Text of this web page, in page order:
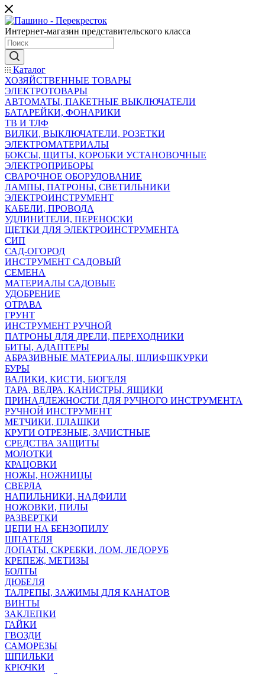
Интернет-магазин представительского класса
Каталог
ХОЗЯЙСТВЕННЫЕ ТОВАРЫ
ЭЛЕКТРОТОВАРЫ
АВТОМАТЫ, ПАКЕТНЫЕ ВЫКЛЮЧАТЕЛИ
БАТАРЕЙКИ, ФОНАРИКИ
ТВ И ТЛФ
ВИЛКИ, ВЫКЛЮЧАТЕЛИ, РОЗЕТКИ
ЭЛЕКТРОМАТЕРИАЛЫ
БОКСЫ, ЩИТЫ, КОРОБКИ УСТАНОВОЧНЫЕ
ЭЛЕКТРОПРИБОРЫ
СВАРОЧНОЕ ОБОРУДОВАНИЕ
ЛАМПЫ, ПАТРОНЫ, СВЕТИЛЬНИКИ
ЭЛЕКТРОИНСТРУМЕНТ
КАБЕЛИ, ПРОВОДА
УДЛИНИТЕЛИ, ПЕРЕНОСКИ
ЩЕТКИ ДЛЯ ЭЛЕКТРОИНСТРУМЕНТА
СИП
САД-ОГОРОД
ИНСТРУМЕНТ САДОВЫЙ
СЕМЕНА
МАТЕРИАЛЫ САДОВЫЕ
УДОБРЕНИЕ
ОТРАВА
ГРУНТ
ИНСТРУМЕНТ РУЧНОЙ
ПАТРОНЫ ДЛЯ ДРЕЛИ, ПЕРЕХОДНИКИ
БИТЫ, АДАПТЕРЫ
АБРАЗИВНЫЕ МАТЕРИАЛЫ, ШЛИФШКУРКИ
БУРЫ
ВАЛИКИ, КИСТИ, БЮГЕЛЯ
ТАРА, ВЕДРА, КАНИСТРЫ, ЯЩИКИ
ПРИНАДЛЕЖНОСТИ ДЛЯ РУЧНОГО ИНСТРУМЕНТА
РУЧНОЙ ИНСТРУМЕНТ
МЕТЧИКИ, ПЛАШКИ
КРУГИ ОТРЕЗНЫЕ, ЗАЧИСТНЫЕ
СРЕДСТВА ЗАЩИТЫ
МОЛОТКИ
КРАЦОВКИ
НОЖЫ, НОЖНИЦЫ
СВЕРЛА
НАПИЛЬНИКИ, НАДФИЛИ
НОЖОВКИ, ПИЛЫ
РАЗВЕРТКИ
ЦЕПИ НА БЕНЗОПИЛУ
ШПАТЕЛЯ
ЛОПАТЫ, СКРЕБКИ, ЛОМ, ЛЕДОРУБ
КРЕПЕЖ, МЕТИЗЫ
БОЛТЫ
ДЮБЕЛЯ
ТАЛРЕПЫ, ЗАЖИМЫ ДЛЯ КАНАТОВ
ВИНТЫ
ЗАКЛЕПКИ
ГАЙКИ
ГВОЗДИ
САМОРЕЗЫ
ШПИЛЬКИ
КРЮЧКИ